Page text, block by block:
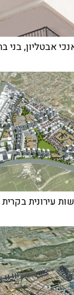
אבטליון, בני
עירונית